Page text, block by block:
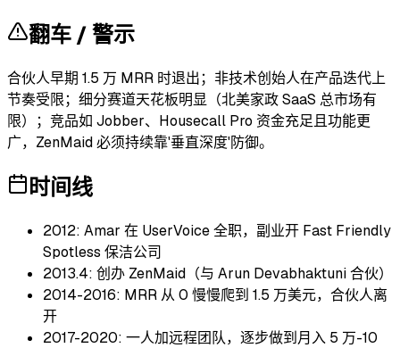
翻车 / 警示
合伙人早期 1.5 万 MRR 时退出；非技术创始人在产品迭代上
节奏受限；细分赛道天花板明显（北美家政 SaaS 总市场有
限）；竞品如 Jobber、Housecall Pro 资金充足且功能更
广，ZenMaid 必须持续靠'垂直深度'防御。
时间线
2012: Amar 在 UserVoice 全职，副业开 Fast Friendly
Spotless 保洁公司
2013.4: 创办 ZenMaid（与 Arun Devabhaktuni 合伙）
2014-2016: MRR 从 0 慢慢爬到 1.5 万美元，合伙人离
开
2017-2020: 一人加远程团队，逐步做到月入 5 万-10